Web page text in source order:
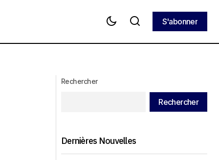
S'abonner
Rechercher
Rechercher
Dernières Nouvelles